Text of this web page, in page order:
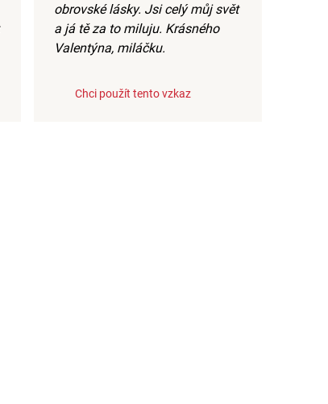
obrovské lásky. Jsi celý můj svět
a já tě za to miluju. Krásného
Valentýna, miláčku.
Chci použít tento vzkaz